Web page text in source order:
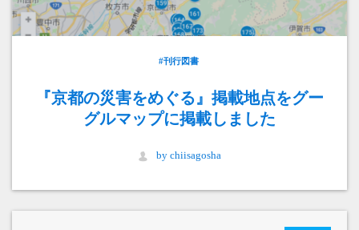
#刊行図書
『京都の災害をめぐる』掲載地点をグー
グルマップに掲載しました
by chiisagosha